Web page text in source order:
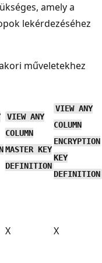
amely a
lekérdezéséhez
műveletekhez
VIEW ANY
COLUMN
MASTER KEY
DEFINITION
VIEW ANY
COLUMN
ENCRYPTION
KEY
DEFINITION
X X